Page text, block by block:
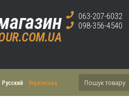
063-207-6032
098-356-4540
Русский Українська